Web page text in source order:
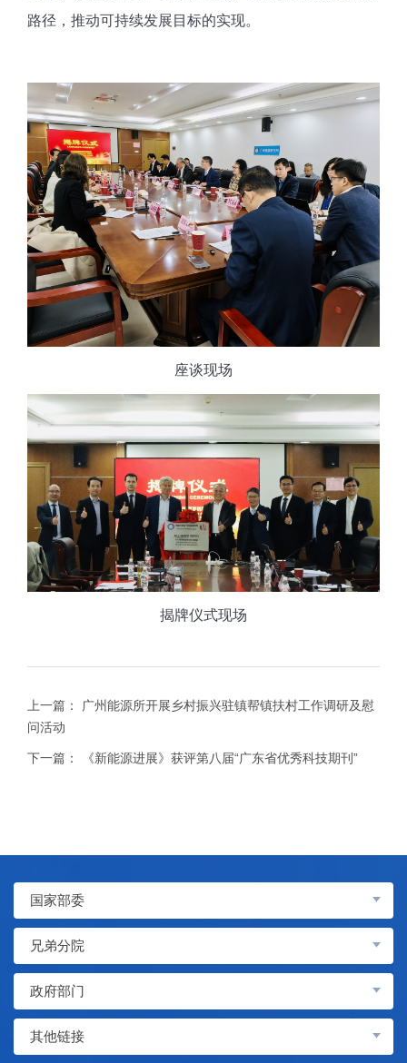
路径，推动可持续发展目标的实现。
座谈现场
揭牌仪式现场
上一篇：
广州能源所开展乡村振兴驻镇帮镇扶村工作调研及慰
问活动
下一篇： 《新能源进展》获评第八届“广东省优秀科技期刊”
国家部委
兄弟分院
政府部门
其他链接